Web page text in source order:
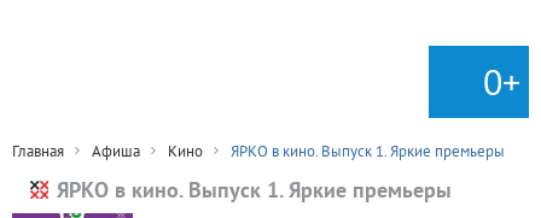
0+
Главная Афиша Кино ЯРКО в кино. Выпуск 1. Яркие премьеры
ЯРКО в кино. Выпуск 1. Яркие премьеры